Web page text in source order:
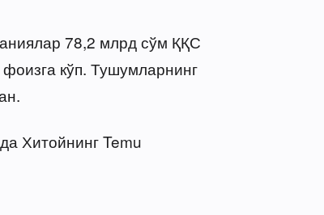
78,2 млрд сўм ҚҚС
кўп. Тушумларнинг
Хитойнинг Temu